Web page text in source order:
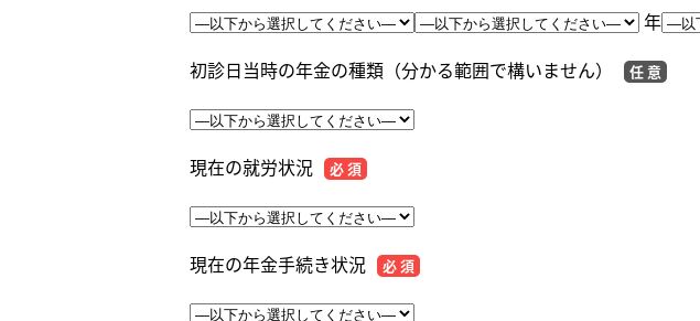
年
初診日当時の年金の種類（分かる範囲で構いません）
任 意
現在の就労状況 必 須
現在の年金手続き状況 必 須